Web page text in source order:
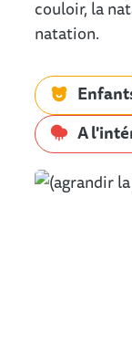
couloir, la
natation.
A